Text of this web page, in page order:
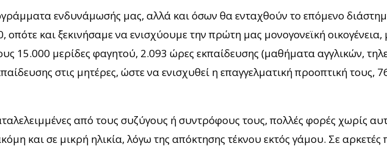
ενδυνάμωσής μας, αλλά και όσων θα ενταχθούν το επόμενο
και ξεκινήσαμε να ενισχύουμε την πρώτη μας μονογονεϊκή
15.000 μερίδες φαγητού, 2.093 ώρες εκπαίδευσης (μαθήματα αγγλικών,
στις μητέρες, ώστε να ενισχυθεί η επαγγελματική προοπτική τους,
από τους συζύγους ή συντρόφους τους, πολλές φορές χωρίς
και σε μικρή ηλικία, λόγω της απόκτησης τέκνου εκτός γάμου. Σε αρκετές